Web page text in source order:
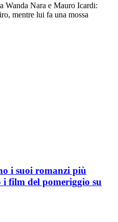
Wanda Nara e Mauro Icardi:
mentre lui fa una mossa
i suoi romanzi più
film del pomeriggio su